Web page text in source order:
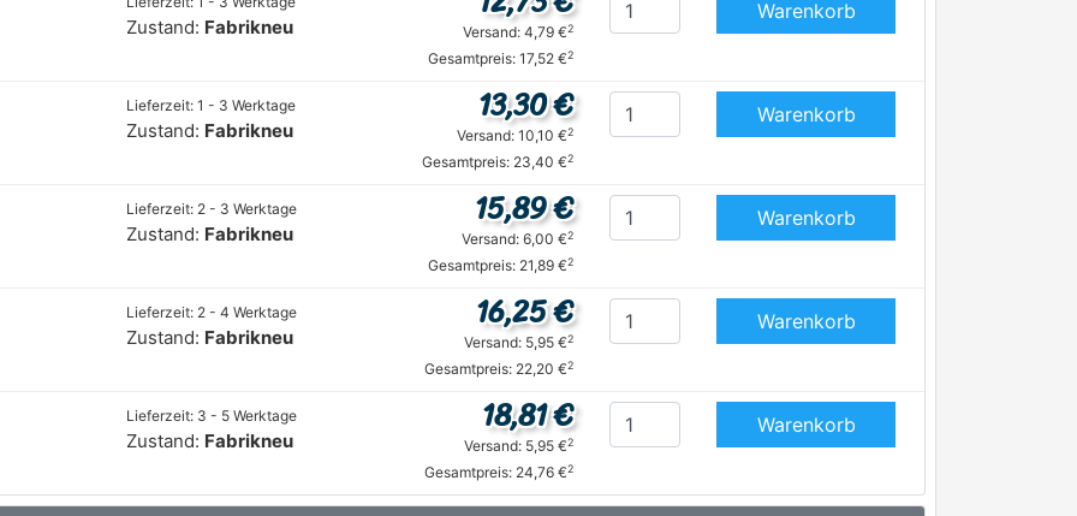
Zustand: Fabrikneu Versand: 4,79 €2
Gesamtpreis: 17,52 €2
Warenkorb
Lieferzeit: 1 - 3 Werktage
Zustand: Fabrikneu
13,30 €
Versand: 10,10 €2
Gesamtpreis: 23,40 €2
Warenkorb
Lieferzeit: 2 - 3 Werktage
Zustand: Fabrikneu
15,89 €
Versand: 6,00 €2
Gesamtpreis: 21,89 €2
Warenkorb
Lieferzeit: 2 - 4 Werktage
Zustand: Fabrikneu
16,25 €
Versand: 5,95 €2
Gesamtpreis: 22,20 €2
Warenkorb
Lieferzeit: 3 - 5 Werktage
Zustand: Fabrikneu
18,81 €
Versand: 5,95 €2
Gesamtpreis: 24,76 €2
Warenkorb